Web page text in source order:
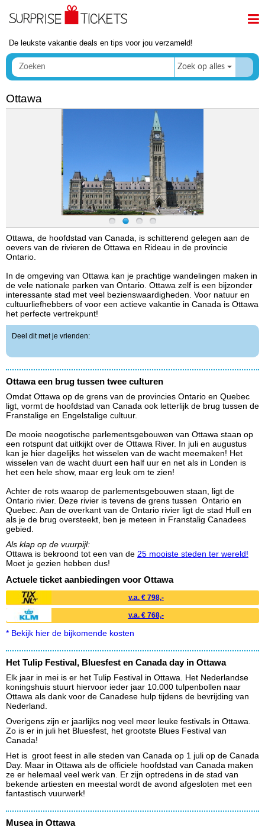
De leukste vakantie deals en tips voor jou verzameld!
Zoek op alles
Ottawa
Ottawa, de hoofdstad van Canada, is schitterend gelegen aan de
oevers van de rivieren de Ottawa en Rideau in de provincie
Ontario.
In de omgeving van Ottawa kan je prachtige wandelingen maken in
de vele nationale parken van Ontario. Ottawa zelf is een bijzonder
interessante stad met veel bezienswaardigheden. Voor natuur en
cultuurliefhebbers of voor een actieve vakantie in Canada is Ottawa
het perfecte vertrekpunt!
Deel dit met je vrienden:
Ottawa een brug tussen twee culturen
Omdat Ottawa op de grens van de provincies Ontario en Quebec
ligt, vormt de hoofdstad van Canada ook letterlijk de brug tussen de
Franstalige en Engelstalige cultuur.
De mooie neogotische parlementsgebouwen van Ottawa staan op
een rotspunt dat uitkijkt over de Ottawa River. In juli en augustus
kan je hier dagelijks het wisselen van de wacht meemaken! Het
wisselen van de wacht duurt een half uur en net als in Londen is
het een hele show, maar erg leuk om te zien!
Achter de rots waarop de parlementsgebouwen staan, ligt de
Ontario rivier. Deze rivier is tevens de grens tussen Ontario en
Quebec. Aan de overkant van de Ontario rivier ligt de stad Hull en
als je de brug oversteekt, ben je meteen in Franstalig Canadees
gebied.
Als klap op de vuurpijl:
Ottawa is bekroond tot een van de 25 mooiste steden ter wereld!
Moet je gezien hebben dus!
Actuele ticket aanbiedingen voor Ottawa
v.a. € 798,-
v.a. € 768,-
* Bekijk hier de bijkomende kosten
Het Tulip Festival, Bluesfest en Canada day in Ottawa
Elk jaar in mei is er het Tulip Festival in Ottawa. Het Nederlandse
koningshuis stuurt hiervoor ieder jaar 10.000 tulpenbollen naar
Ottawa als dank voor de Canadese hulp tijdens de bevrijding van
Nederland.
Overigens zijn er jaarlijks nog veel meer leuke festivals in Ottawa.
Zo is er in juli het Bluesfest, het grootste Blues Festival van
Canada!
Het is groot feest in alle steden van Canada op 1 juli op de Canada
Day. Maar in Ottawa als de officiele hoofdstad van Canada maken
ze er helemaal veel werk van. Er zijn optredens in de stad van
bekende artiesten en meestal wordt de avond afgesloten met een
fantastisch vuurwerk!
Musea in Ottawa